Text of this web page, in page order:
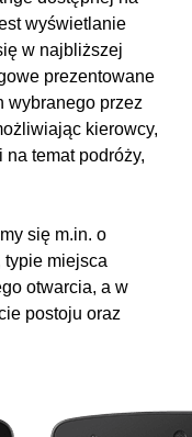
wyświetlanie
w najbliższej
prezentowane
wybranego przez
kierowcy,
temat podróży,
się m.in. o
typie miejsca
otwarcia, a w
postoju oraz